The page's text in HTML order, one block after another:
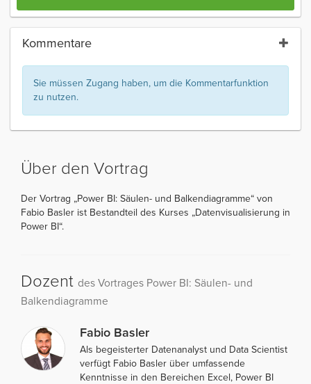
Kommentare
Sie müssen Zugang haben, um die Kommentarfunktion
zu nutzen.
Über den Vortrag
Der Vortrag „Power BI: Säulen- und Balkendiagramme“ von
Fabio Basler ist Bestandteil des Kurses „Datenvisualisierung in
Power BI“.
Dozent des Vortrages Power BI: Säulen- und
Balkendiagramme
Fabio Basler
Als begeisterter Datenanalyst und Data Scientist
verfügt Fabio Basler über umfassende
Kenntnisse in den Bereichen Excel, Power BI